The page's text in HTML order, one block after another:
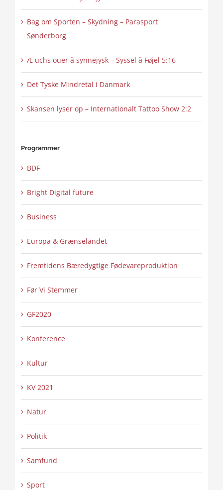
Bag om Sporten – Skydning – Parasport
Sønderborg
Æ uchs ouer å synnejysk – Syssel å Føjel 5:16
Det Tyske Mindretal i Danmark
Skansen lyser op – Internationalt Tattoo Show 2:2
Programmer
BDF
Bright Digital future
Business
Europa & Grænselandet
Fremtidens Bæredygtige Fødevareproduktion
Før Vi Stemmer
GF2020
Konference
Kultur
KV 2021
Natur
Politik
Samfund
Sport